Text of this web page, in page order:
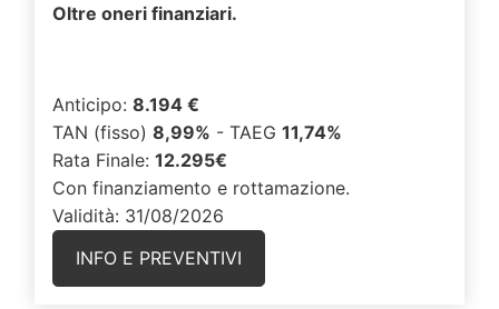
Oltre oneri finanziari.
Anticipo: 8.194 €
TAN (fisso) 8,99% - TAEG 11,74%
Rata Finale: 12.295€
Con finanziamento e rottamazione.
Validità: 31/08/2026
INFO E PREVENTIVI